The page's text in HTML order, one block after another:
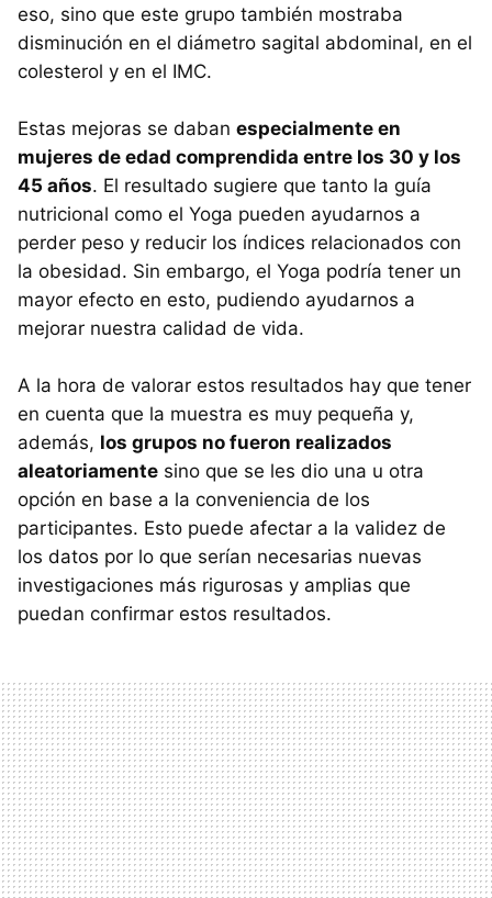
eso, sino que este grupo también mostraba
disminución en el diámetro sagital abdominal, en el
colesterol y en el IMC.
Estas mejoras se daban especialmente en
mujeres de edad comprendida entre los 30 y los
45 años. El resultado sugiere que tanto la guía
nutricional como el Yoga pueden ayudarnos a
perder peso y reducir los índices relacionados con
la obesidad. Sin embargo, el Yoga podría tener un
mayor efecto en esto, pudiendo ayudarnos a
mejorar nuestra calidad de vida.
A la hora de valorar estos resultados hay que tener
en cuenta que la muestra es muy pequeña y,
además, los grupos no fueron realizados
aleatoriamente sino que se les dio una u otra
opción en base a la conveniencia de los
participantes. Esto puede afectar a la validez de
los datos por lo que serían necesarias nuevas
investigaciones más rigurosas y amplias que
puedan confirmar estos resultados.